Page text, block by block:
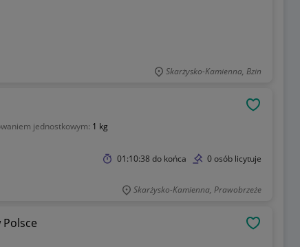
Skarżysko-Kamienna, Bzin
jednostkowym: 1 kg
01:10:38 do końca 0 osób licytuje
Skarżysko-Kamienna, Prawobrzeże
Polsce